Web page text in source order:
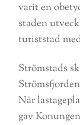
varit en
staden
turiststad
Strömstads
När
gav